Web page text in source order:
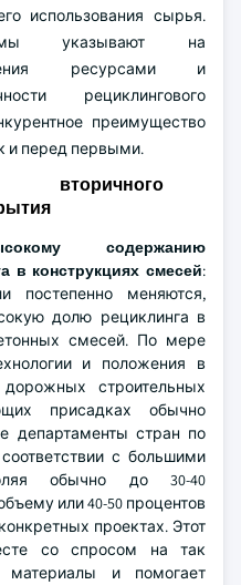
использования сырья.
указывают на
ресурсами и
рециклингового
преимущество
и перед первыми.
вторичного
содержанию
в конструкциях смесей:
постепенно меняются,
долю рециклинга в
смесей. По мере
и положения в
строительных
присадках обычно
департаменты стран по
с большими
обычно до 30-40
или 40-50 процентов
проектах. Этот
со спросом на так
материалы и помогает